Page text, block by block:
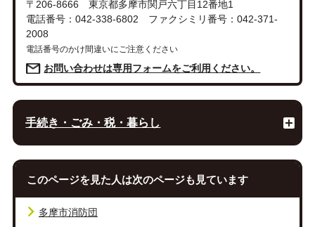
〒206-8666 東京都多摩市関戸六丁目12番地1
電話番号：042-338-6802 ファクシミリ番号：042-371-
2008
電話番号のかけ間違いにご注意ください
お問い合わせは専用フォームをご利用ください。
手続き・ごみ・税・暮らし
このページを見た人は次のページも見ています
多摩市消防団